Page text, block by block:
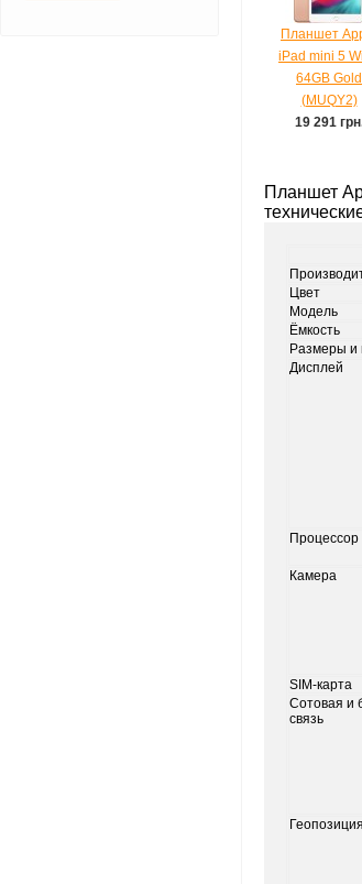
Планшет
iPad mini 5
64GB Gold
(MUQY2)
19 291
Планшет
Цвет
Модель
Ёмкость
Размеры и
Дисплей
Процессор
Камера
SIM‑карта
Сотовая и
связь
Геопозиция